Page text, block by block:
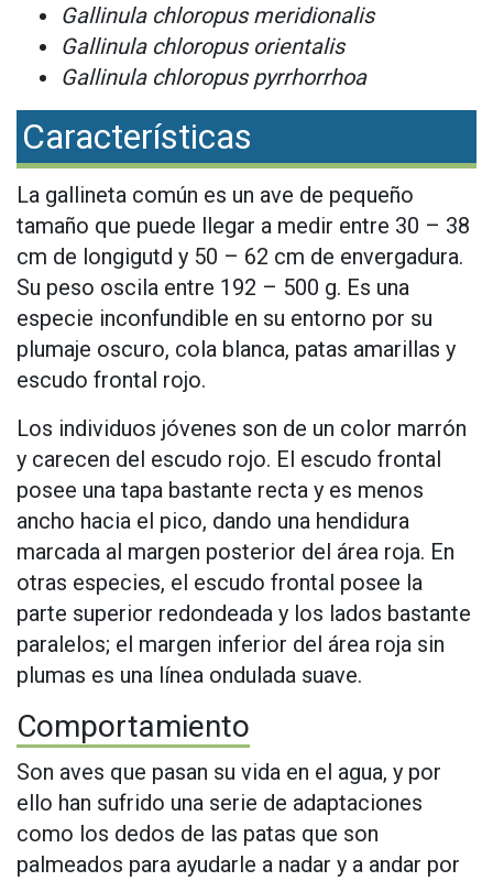
Gallinula chloropus meridionalis
Gallinula chloropus orientalis
Gallinula chloropus pyrrhorrhoa
Características
La gallineta común es un ave de pequeño
tamaño que puede llegar a medir entre 30 – 38
cm de longigutd y 50 – 62 cm de envergadura.
Su peso oscila entre 192 – 500 g. Es una
especie inconfundible en su entorno por su
plumaje oscuro, cola blanca, patas amarillas y
escudo frontal rojo.
Los individuos jóvenes son de un color marrón
y carecen del escudo rojo. El escudo frontal
posee una tapa bastante recta y es menos
ancho hacia el pico, dando una hendidura
marcada al margen posterior del área roja. En
otras especies, el escudo frontal posee la
parte superior redondeada y los lados bastante
paralelos; el margen inferior del área roja sin
plumas es una línea ondulada suave.
Comportamiento
Son aves que pasan su vida en el agua, y por
ello han sufrido una serie de adaptaciones
como los dedos de las patas que son
palmeados para ayudarle a nadar y a andar por